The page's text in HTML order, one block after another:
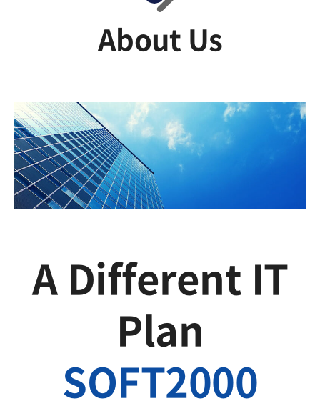
About Us
A Different IT
Plan
SOFT2000